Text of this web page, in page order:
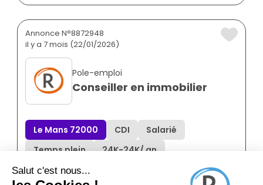
Annonce N°8872948
il y a 7 mois (22/01/2026)
Pole-emploi
Conseiller en immobilier
Le Mans 72000 CDI
Salarié
Temps plein
24K-24K/ an